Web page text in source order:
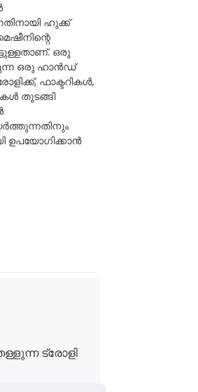
ഹുക്ക്
ഒരു
ഒരു ഹാൻഡ്
ഫാക്ടറികൾ,
തുടങ്ങി
ഉപയോഗിക്കാൻ
ട്രോളി